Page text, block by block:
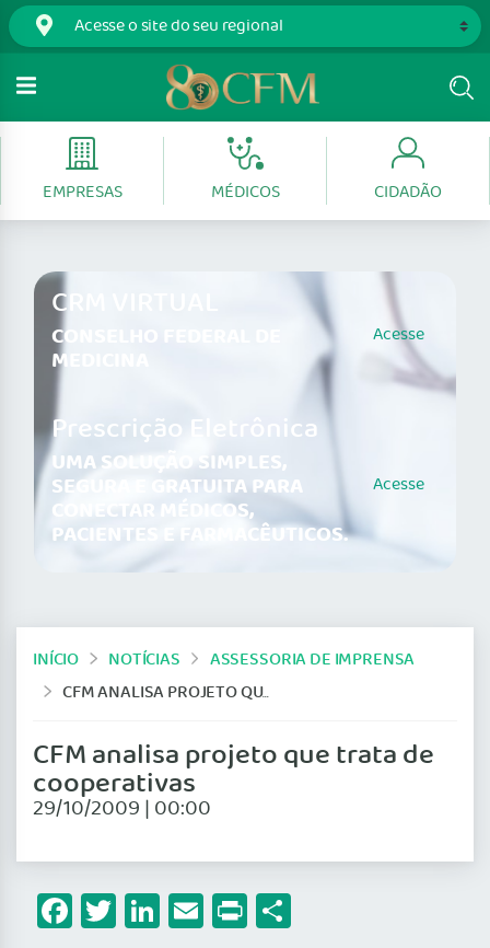
EMPRESAS MÉDICOS CIDADÃO
CRM VIRTUAL
CONSELHO FEDERAL DE
MEDICINA
Acesse
Prescrição Eletrônica
UMA SOLUÇÃO SIMPLES,
SEGURA E GRATUITA PARA
CONECTAR MÉDICOS,
PACIENTES E FARMACÊUTICOS.
Acesse
INÍCIO NOTÍCIAS
ASSESSORIA DE IMPRENSA
CFM ANALISA PROJETO QUE TRATA DE COOPERATIVAS
CFM analisa projeto que trata de
cooperativas
29/10/2009 | 00:00
Facebook
Twitter
LinkedIn
Email
Print